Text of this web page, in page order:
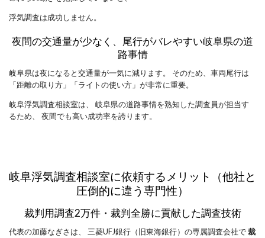
浮気調査は成功しません。
夜間の交通量が少なく、尾行がバレやすい岐阜県の道
路事情
岐阜県は夜になると交通量が一気に減ります。 そのため、車両尾行は
「距離の取り方」「ライトの使い方」が非常に重要。
岐阜浮気調査相談室は、 岐阜県の道路事情を熟知した調査員が担当す
るため、 夜間でも高い成功率を誇ります。
岐阜浮気調査相談室に依頼するメリット（他社と
圧倒的に違う専門性）
裁判用調査2万件・裁判全勝に貢献した調査技術
代表の加藤なぎさは、 三菱UFJ銀行（旧東海銀行）の専属調査会社で裁